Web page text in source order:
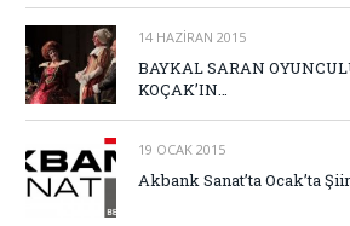
14 HAZIRAN 2015
BAYKAL SARAN
KOÇAK’IN…
19 OCAK 2015
Akbank Sanat’ta Ocak’ta